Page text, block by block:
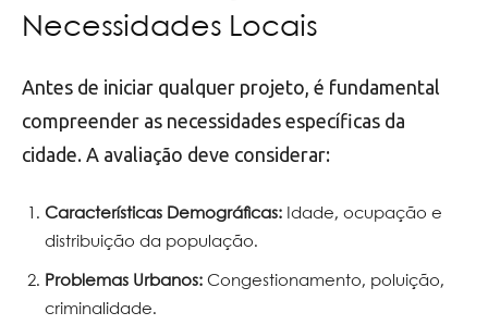
Necessidades Locais
Antes de iniciar qualquer projeto, é fundamental
compreender as necessidades específicas da
cidade. A avaliação deve considerar:
Características Demográficas: Idade, ocupação e
distribuição da população.
Problemas Urbanos: Congestionamento, poluição,
criminalidade.